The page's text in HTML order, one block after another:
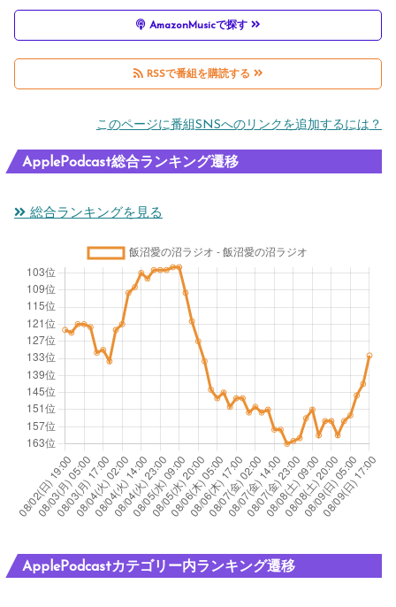
AmazonMusicで探す
RSSで番組を購読する
このページに番組SNSへのリンクを追加するには？
ApplePodcast総合ランキング遷移
総合ランキングを見る
ApplePodcastカテゴリー内ランキング遷移